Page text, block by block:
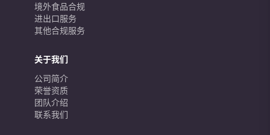
境外食品合规
进出口服务
其他合规服务
关于我们
公司简介
荣誉资质
团队介绍
联系我们